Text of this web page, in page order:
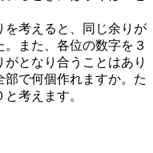
を考えると、同じ余りが
また、各位の数字を３
となり合うことはあり
部で何個作れますか。た
考えます。